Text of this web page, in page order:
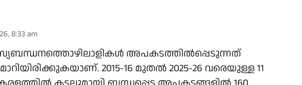
8:33 am
അപകടത്തിൽപ്പെടുന്നത്
2015-16 മുതൽ 2025-26 വരെയുള്ള 11